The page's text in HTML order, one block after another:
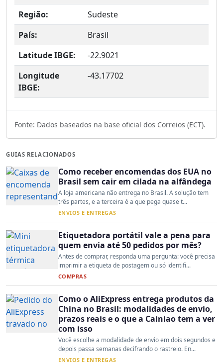
Região:
Sudeste
País:
Brasil
Latitude IBGE:
-22.9021
Longitude
IBGE:
-43.17702
Fonte: Dados baseados na base oficial dos Correios (ECT).
GUIAS RELACIONADOS
Como receber encomendas dos EUA no
Brasil sem cair em cilada na alfândega
A loja americana não entrega no Brasil. A solução tem
três partes, e a terceira é a que pega quase t...
ENVIOS E ENTREGAS
Etiquetadora portátil vale a pena para
quem envia até 50 pedidos por mês?
Antes de comprar, responda uma pergunta: você precisa
imprimir a etiqueta de postagem ou só identifi...
COMPRAS
Como o AliExpress entrega produtos da
China no Brasil: modalidades de envio,
prazos reais e o que a Cainiao tem a ver
com isso
Você escolhe a modalidade de envio em dois segundos e
depois passa semanas decifrando o rastreio. En...
ENVIOS E ENTREGAS